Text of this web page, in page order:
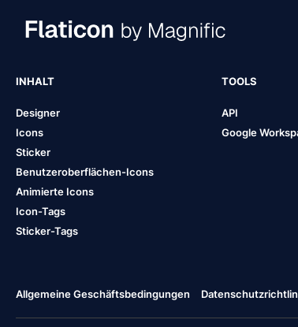
INHALT
Designer
Icons
Sticker
Benutzeroberflächen-Icons
Animierte Icons
Icon-Tags
Sticker-Tags
TOOLS
API
Google
Allgemeine Geschäftsbedingungen